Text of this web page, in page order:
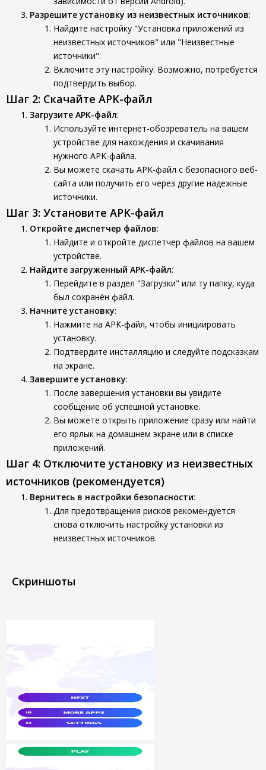
Разрешите установку из неизвестных источников:
Найдите настройку "Установка приложений из
неизвестных источников" или "Неизвестные
источники".
Включите эту настройку. Возможно, потребуется
подтвердить выбор.
Шаг 2: Скачайте APK-файл
Загрузите APK-файл:
Используйте интернет-обозреватель на вашем
устройстве для нахождения и скачивания
нужного APK-файла.
Вы можете скачать APK-файл с безопасного веб-
сайта или получить его через другие надежные
источники.
Шаг 3: Установите APK-файл
Откройте диспетчер файлов:
Найдите и откройте диспетчер файлов на вашем
устройстве.
Найдите загруженный APK-файл:
Перейдите в раздел "Загрузки" или ту папку, куда
был сохранён файл.
Начните установку:
Нажмите на APK-файл, чтобы инициировать
установку.
Подтвердите инсталляцию и следуйте подсказкам
на экране.
Завершите установку:
После завершения установки вы увидите
сообщение об успешной установке.
Вы можете открыть приложение сразу или найти
его ярлык на домашнем экране или в списке
приложений.
Шаг 4: Отключите установку из неизвестных
источников (рекомендуется)
Вернитесь в настройки безопасности:
Для предотвращения рисков рекомендуется
снова отключить настройку установки из
неизвестных источников.
Скриншоты